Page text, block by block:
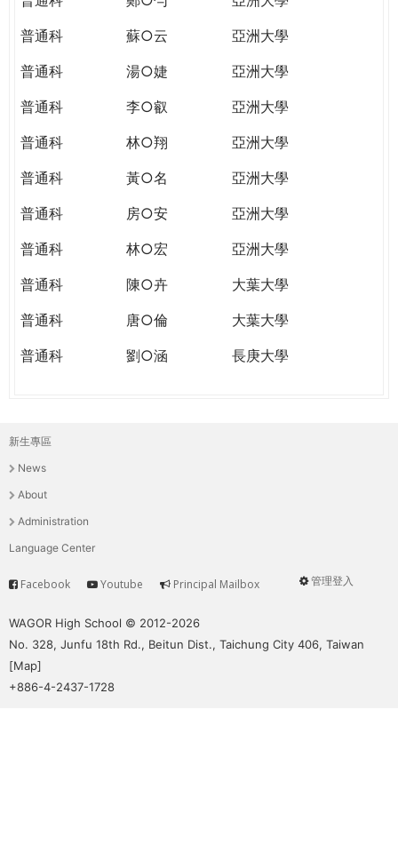
普通科
蘇○云
亞洲大學
普通科
湯○婕
亞洲大學
普通科
李○叡
亞洲大學
普通科
林○翔
亞洲大學
普通科
黃○名
亞洲大學
普通科
房○安
亞洲大學
普通科
林○宏
亞洲大學
普通科
陳○卉
大葉大學
普通科
唐○倫
大葉大學
普通科
劉○涵 長庚大學
主
選
單
新生專區
News
About
Administration
Language Center
User
管理登入
Service
Facebook Youtube Principal Mailbox
WAGOR High School © 2012-2026
No. 328, Junfu 18th Rd., Beitun Dist., Taichung City 406, Taiwan
[Map]
+886-4-2437-1728